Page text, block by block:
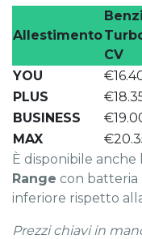
Allestimento
CV
YOU
PLUS
BUSINESS
MAX
È disponibile
Range con batteria
inferiore rispetto
Prezzi chiavi in